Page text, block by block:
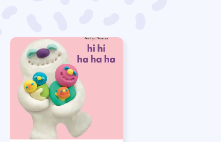
PARLONS ALBUMS